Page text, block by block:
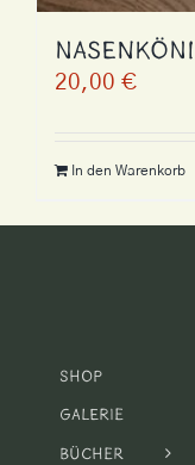
20,00 €
In den Warenkorb
Shop
Galerie
Bücher